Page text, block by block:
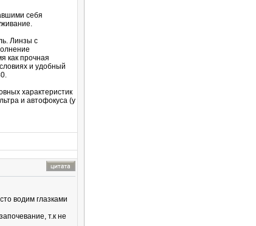
себя
Линзы с
как прочная
и удобный
характеристик
и автофокуса (у
водим глазками
т.к не